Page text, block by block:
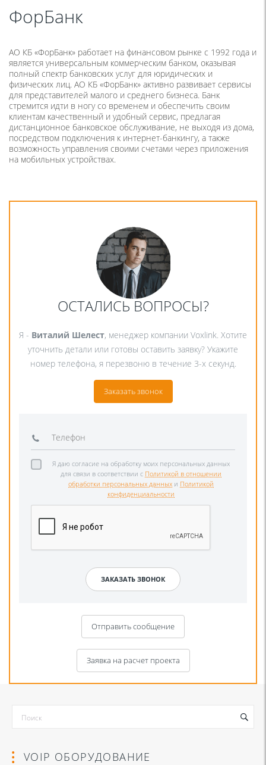
ФорБанк
АО КБ «ФорБанк» работает на финансовом рынке с 1992 года и
является универсальным коммерческим банком, оказывая
полный спектр банковских услуг для юридических и
физических лиц. АО КБ «ФорБанк» активно развивает сервисы
для представителей малого и среднего бизнеса. Банк
стремится идти в ногу со временем и обеспечить своим
клиентам качественный и удобный сервис, предлагая
дистанционное банковское обслуживание, не выходя из дома,
посредством подключения к интернет-банкингу, а также
возможность управления своими счетами через приложения
на мобильных устройствах.
ОСТАЛИСЬ ВОПРОСЫ?
Я - Виталий Шелест, менеджер компании Voxlink. Хотите
уточнить детали или готовы оставить заявку? Укажите
номер телефона, я перезвоню в течение 3-х секунд.
Заказать звонок
Я даю согласие на обработку моих персональных данных
для связи в соответствии с Политикой в отношении
обработки персональных данных и Политикой
конфиденциальности
Отправить сообщение
Заявка на расчет проекта
VOIP ОБОРУДОВАНИЕ